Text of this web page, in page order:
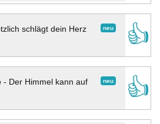
neu
schlägt dein Herz
👍
neu
- Der Himmel kann auf
👍